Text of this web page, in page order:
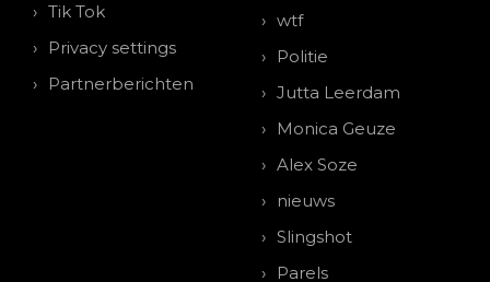
Tik Tok
Privacy settings
Partnerberichten
wtf
Politie
Jutta Leerdam
Monica Geuze
Alex Soze
nieuws
Slingshot
Parels